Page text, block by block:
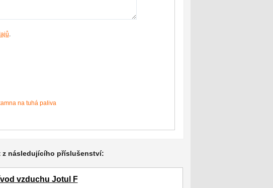
.
na tuhá paliva
z následujícího příslušenství:
vzduchu Jotul F